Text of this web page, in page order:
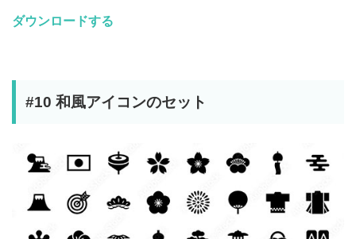
ダウンロードする
#10 和風アイコンのセット